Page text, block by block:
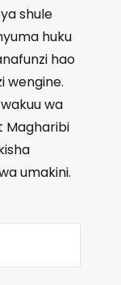
shule
huku
hao
wengine.
wa
Magharibi
umakini.